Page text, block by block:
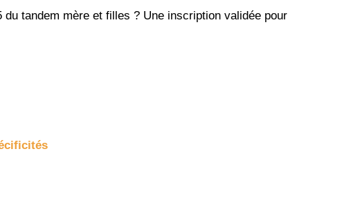
tandem mère et filles ? Une inscription validée pour